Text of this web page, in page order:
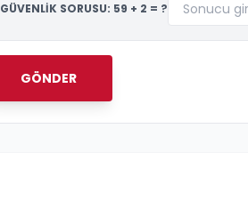
GÜVENLİK SORUSU: 59 + 2 = ?
GÖNDER